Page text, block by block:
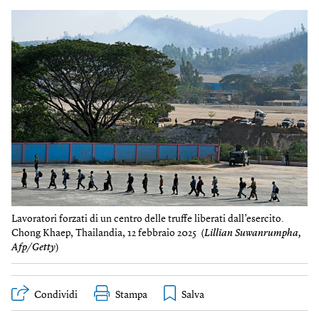
Lavoratori forzati di un centro delle truffe liberati dall’esercito.
Chong Khaep, Thailandia, 12 febbraio 2025 (Lillian Suwanrumpha,
Afp/Getty)
Condividi Stampa